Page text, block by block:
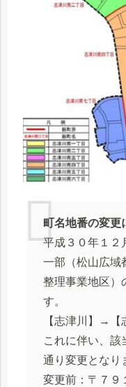
町名地番の変更
平成３０年１２
⼀部（松⼭広域
整理事業地区）
す。
【志津川】→【
これに伴い、該
通り変更となり
変更前：〒７